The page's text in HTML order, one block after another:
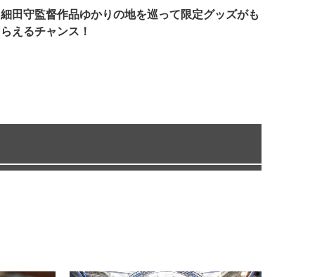
細田守監督作品ゆかりの地を巡って限定グッズがも
らえるチャンス！